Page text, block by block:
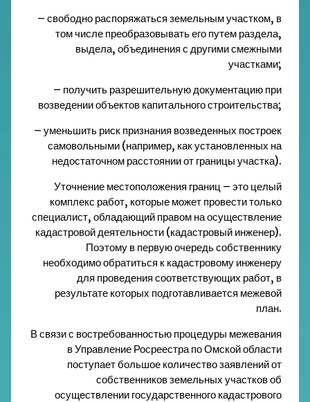
– свободно распоряжаться земельным участком, в
том числе преобразовывать его путем раздела,
выдела, объединения с другими смежными
участками;
– получить разрешительную документацию при
возведении объектов капитального строительства;
– уменьшить риск признания возведенных построек
самовольными (например, как установленных на
недостаточном расстоянии от границы участка).
Уточнение местоположения границ – это целый
комплекс работ, которые может провести только
специалист, обладающий правом на осуществление
кадастровой деятельности (кадастровый инженер).
Поэтому в первую очередь собственнику
необходимо обратиться к кадастровому инженеру
для проведения соответствующих работ, в
результате которых подготавливается межевой
план.
В связи с востребованностью процедуры межевания
в Управление Росреестра по Омской области
поступает большое количество заявлений от
собственников земельных участков об
осуществлении государственного кадастрового